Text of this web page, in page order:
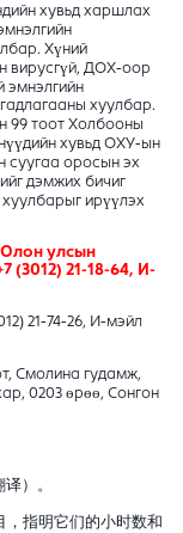
хувьд харшлах
Хүний
вирусгүй, ДОХ-оор
эмнэлгийн
хуулбар.
99 тоот Холбооны
хувьд ОХУ-ын
суугаа оросын эх
дэмжих бичиг
ирүүлэх
Олон улсын
(3012) 21-18-64, И-
21-74-26, И-мэйл
Смолина гудамж,
0203 өрөө, Сонгон
）。
，指明它们的小时数和